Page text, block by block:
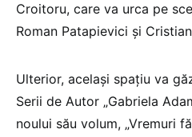
Croitoru, care va urca pe
Roman Patapievici și
Ulterior, același spațiu va
Serii de Autor „Gabriela
noului său volum, „Vremuri